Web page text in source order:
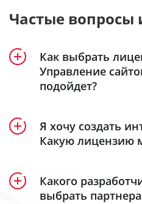
Частые вопросы
Как выбрать
Управление
подойдет?
Продукт «1С-
включает 5 лицензий
Посмотрите удобную
сравнения лицензий
Я хочу создать
Какую лицензию
лицензиях
«Малый
«Энтерпрайз».
Какого
выбрать